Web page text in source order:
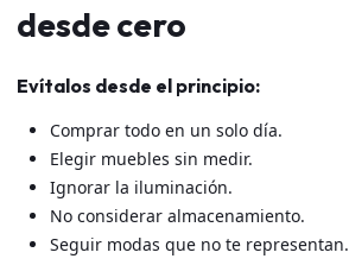
desde cero
Evítalos desde el principio:
Comprar todo en un solo día.
Elegir muebles sin medir.
Ignorar la iluminación.
No considerar almacenamiento.
Seguir modas que no te representan.